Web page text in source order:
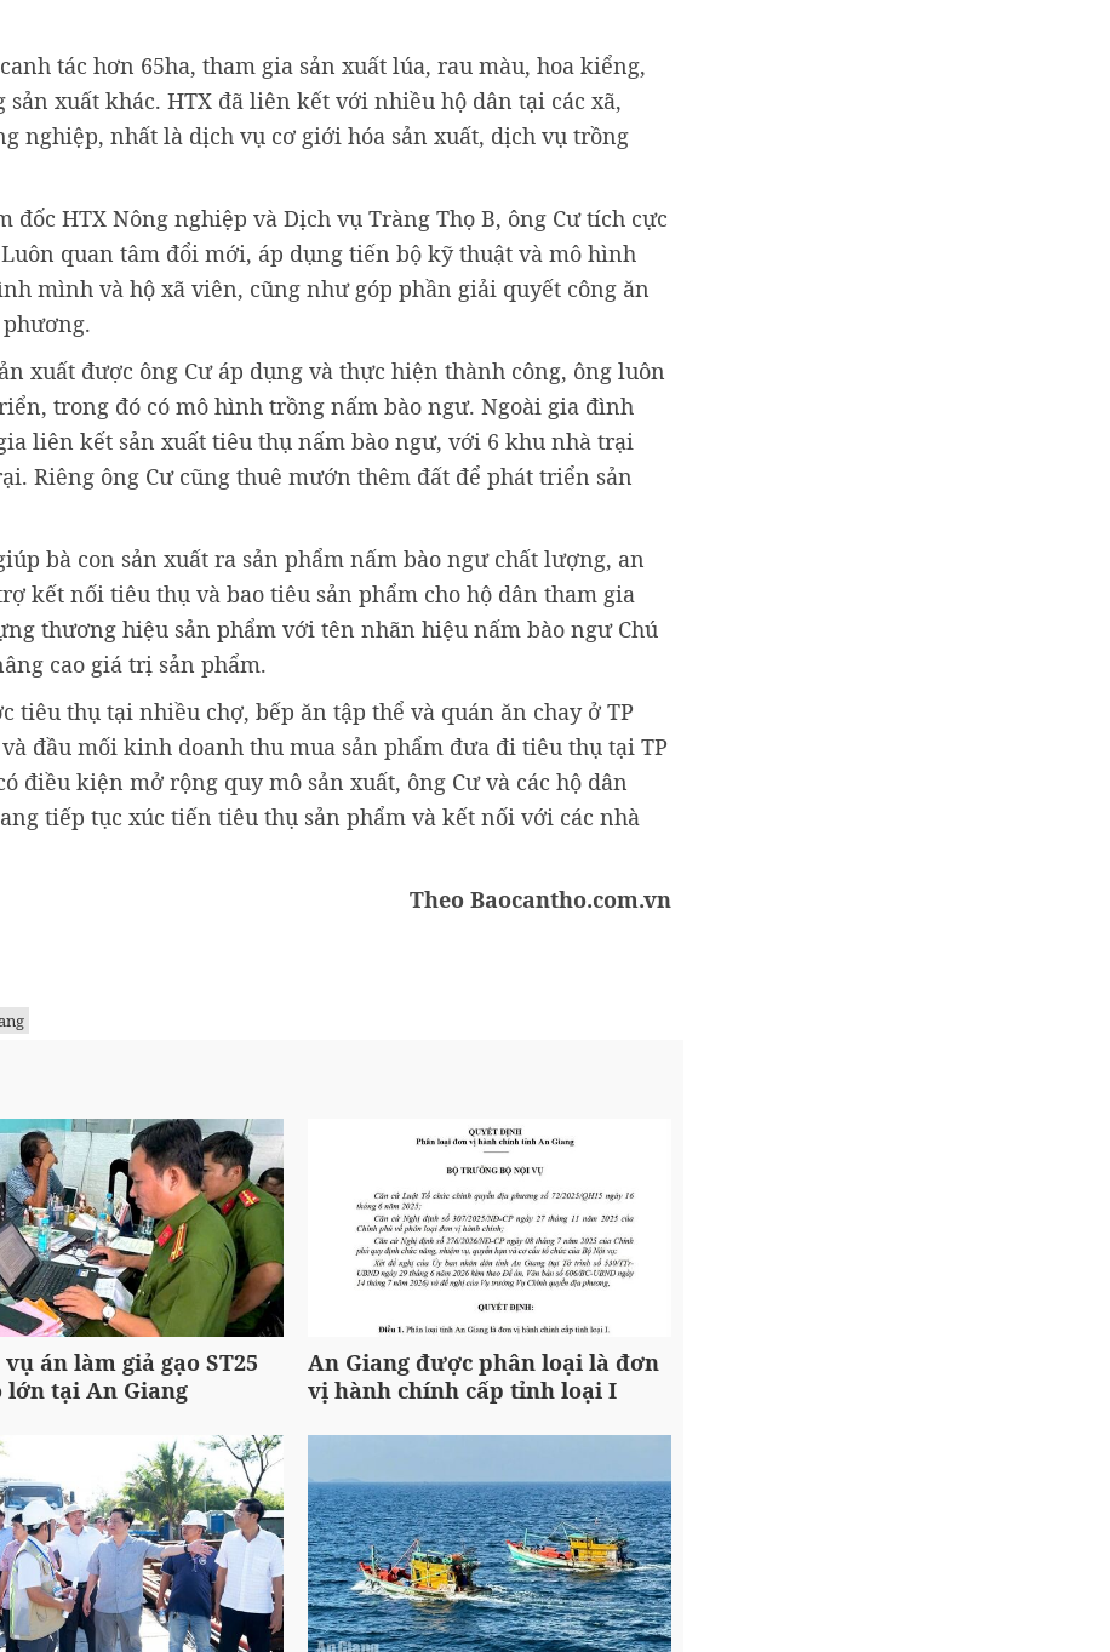
tác hơn 65ha, tham gia sản xuất lúa, rau màu, hoa kiểng,
xuất khác. HTX đã liên kết với nhiều hộ dân tại các xã,
nghiệp, nhất là dịch vụ cơ giới hóa sản xuất, dịch vụ trồng
HTX Nông nghiệp và Dịch vụ Tràng Thọ B, ông Cư tích cực
quan tâm đổi mới, áp dụng tiến bộ kỹ thuật và mô hình
mình và hộ xã viên, cũng như góp phần giải quyết công ăn
xuất được ông Cư áp dụng và thực hiện thành công, ông luôn
trong đó có mô hình trồng nấm bào ngư. Ngoài gia đình
liên kết sản xuất tiêu thụ nấm bào ngư, với 6 khu nhà trại
Riêng ông Cư cũng thuê mướn thêm đất để phát triển sản
bà con sản xuất ra sản phẩm nấm bào ngư chất lượng, an
kết nối tiêu thụ và bao tiêu sản phẩm cho hộ dân tham gia
thương hiệu sản phẩm với tên nhãn hiệu nấm bào ngư Chú
cao giá trị sản phẩm.
tiêu thụ tại nhiều chợ, bếp ăn tập thể và quán ăn chay ở TP
đầu mối kinh doanh thu mua sản phẩm đưa đi tiêu thụ tại TP
điều kiện mở rộng quy mô sản xuất, ông Cư và các hộ dân
tiếp tục xúc tiến tiêu thụ sản phẩm và kết nối với các nhà
Theo Baocantho.com.vn
án làm giả gạo ST25
lớn tại An Giang
An Giang được phân loại là đơn
vị hành chính cấp tỉnh loại I